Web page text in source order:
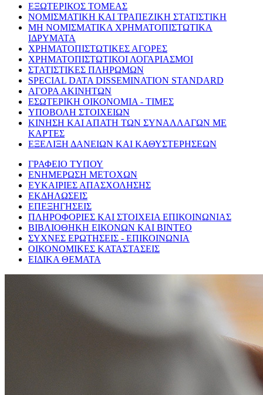
ΕΞΩΤΕΡΙΚΟΣ ΤΟΜΕΑΣ
ΝΟΜΙΣΜΑΤΙΚΗ ΚΑΙ ΤΡΑΠΕΖΙΚΗ ΣΤΑΤΙΣΤΙΚΗ
ΜΗ ΝΟΜΙΣΜΑΤΙΚΑ ΧΡΗΜΑΤΟΠΙΣΤΩΤΙΚΑ
ΙΔΡΥΜΑΤΑ
ΧΡΗΜΑΤΟΠΙΣΤΩΤΙΚΕΣ ΑΓΟΡΕΣ
ΧΡΗΜΑΤΟΠΙΣΤΩΤΙΚΟΙ ΛΟΓΑΡΙΑΣΜΟΙ
ΣΤΑΤΙΣΤΙΚΕΣ ΠΛΗΡΩΜΩΝ
SPECIAL DATA DISSEMINATION STANDARD
ΑΓΟΡΑ ΑΚΙΝΗΤΩΝ
ΕΣΩΤΕΡΙΚΗ ΟΙΚΟΝΟΜΙΑ - ΤΙΜΕΣ
ΥΠΟΒΟΛΗ ΣΤΟΙΧΕΙΩΝ
ΚΙΝΗΣΗ ΚΑΙ ΑΠΑΤΗ ΤΩΝ ΣΥΝΑΛΛΑΓΩΝ ΜΕ
ΚΑΡΤΕΣ
ΕΞΕΛΙΞΗ ΔΑΝΕΙΩΝ ΚΑΙ ΚΑΘΥΣΤΕΡΗΣΕΩΝ
ΓΡΑΦΕΙΟ ΤΥΠΟΥ
ΕΝΗΜΕΡΩΣΗ ΜΕΤΟΧΩΝ
ΕΥΚΑΙΡΙΕΣ ΑΠΑΣΧΟΛΗΣΗΣ
ΕΚΔΗΛΩΣΕΙΣ
ΕΠΕΞΗΓΗΣΕΙΣ
ΠΛΗΡΟΦΟΡΙΕΣ ΚΑΙ ΣΤΟΙΧΕΙΑ ΕΠΙΚΟΙΝΩΝΙΑΣ
ΒΙΒΛΙΟΘΗΚΗ ΕΙΚΟΝΩΝ ΚΑΙ ΒΙΝΤΕΟ
ΣΥΧΝΕΣ ΕΡΩΤΗΣΕΙΣ - ΕΠΙΚΟΙΝΩΝΙΑ
ΟΙΚΟΝΟΜΙΚΕΣ ΚΑΤΑΣΤΑΣΕΙΣ
ΕΙΔΙΚΑ ΘΕΜΑΤΑ